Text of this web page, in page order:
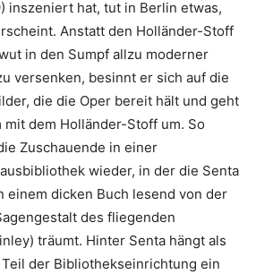
inszeniert hat, tut in Berlin etwas,
Anstatt den Holländer-Stoff
in den Sumpf allzu moderner
versenken, besinnt er sich auf die
die die Oper bereit hält und geht
dem Holländer-Stoff um. So
Zuschauende in einer
wieder, in der die Senta
einem dicken Buch lesend von der
des fliegenden
träumt. Hinter Senta hängt als
der Bibliothekseinrichtung ein